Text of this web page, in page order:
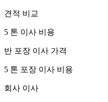
견적 비교
5 톤 이사 비용
반 포장 이사 가격
5 톤 포장 이사 비용
회사 이사